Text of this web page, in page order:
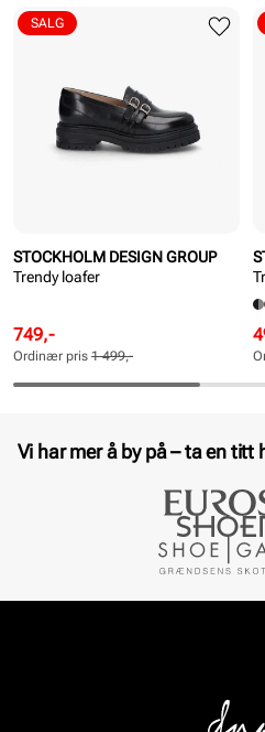
STOCKHOLM DESIGN GROUP
Trendy loafer
Rabattert
pris
Pris
749,-
Ordinær
pris
Pris
Ordinær pris 1 499,-
SALG
Vi har mer å by på – ta en titt